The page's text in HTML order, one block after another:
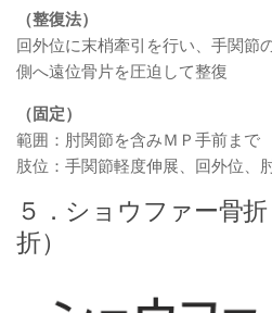
（整復法）
回外位に末梢牽引を行い、手関節
側へ遠位骨片を圧迫して整復
（固定）
範囲：肘関節を含みＭＰ手前まで
肢位：手関節軽度伸展、回外位、
５．ショウファー骨
折）